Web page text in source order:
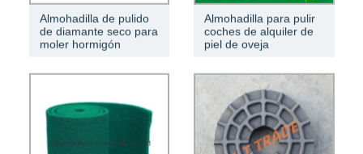
Almohadilla de pulido
de diamante seco para
moler hormigón
Almohadilla para pulir
coches de alquiler de
piel de oveja